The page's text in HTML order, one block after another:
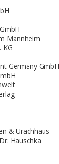
Mannheim
KG
Germany GmbH
& Urachhaus
Hauschka